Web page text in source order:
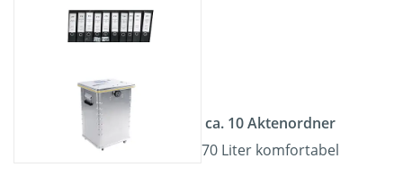
ca. 10 Aktenordner
70 Liter komfortabel